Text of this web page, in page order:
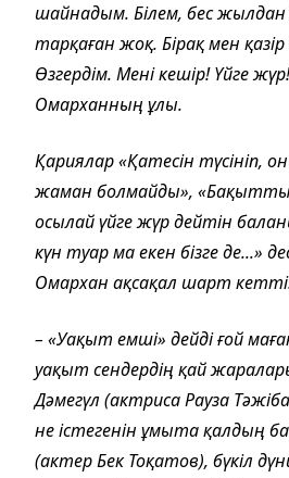
шайнадым. Білем, бес жылдан
тарқаған жоқ. Бірақ мен
Өзгердім. Мені кешір! Үйге
Омарханның ұлы.
Қариялар «Қатесін түсініп,
жаман болмайды»,
осылай үйге жүр дейтін
күн туар ма екен бізге де...»
Омархан ақсақал шарт
– «Уақыт емші» дейді ғой
уақыт сендердің қай
Дәмегүл (актриса Рауза
не істегенін ұмыта қалдың
(актер Бек Тоқатов), бүкіл